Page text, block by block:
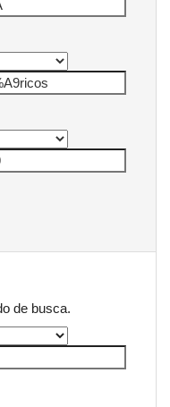
de busca.